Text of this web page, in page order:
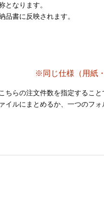
となります。
品書に反映されます。
※同じ仕様（用紙
ちらの注文件数を指定すること
イルにまとめるか、一つのフ